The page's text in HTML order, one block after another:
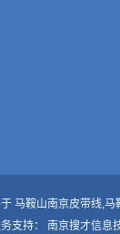
马鞍山南京皮带线 马
支持： 南京搜才信息